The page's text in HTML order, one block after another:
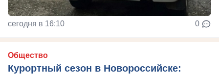
сегодня в 16:10 0
Общество
Курортный сезон в Новороссийске: